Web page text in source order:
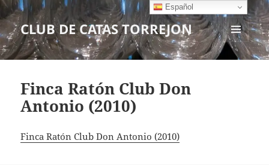
CLUB DE CATAS TORREJON
MENÚ
Y
Finca Ratón Club Don
Antonio (2010)
Finca Ratón Club Don Antonio (2010)
Español